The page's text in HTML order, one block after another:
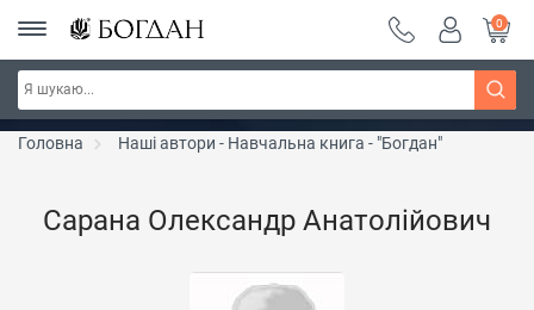
РОЗПРОДАЖ ~ 150 грн ~ 200 грн ~ 250 грн ~
300 грн ~ РОЗПРОДАЖ
Дізнатись більше
0
Головна Наші автори - Навчальна книга - "Богдан"
Сарана Олександр Анатолійович